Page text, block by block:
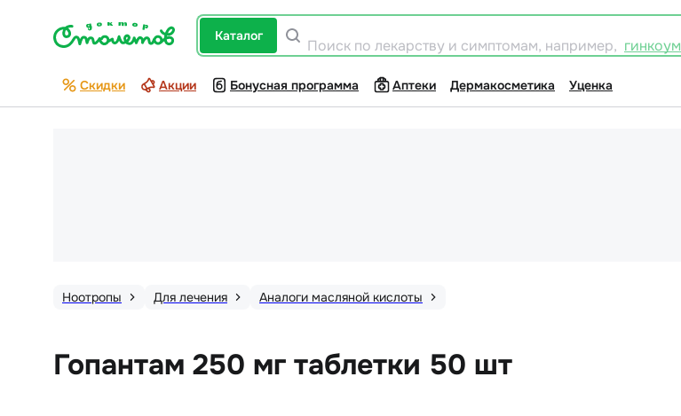
каталог
Поиск по лекарству и симптомам, например, гинкоум
Скидки Акции Бонусная программа Аптеки Дермакосметика Уценка
Ноотропы Для лечения Аналоги масляной кислоты
Гопантам 250 мг таблетки 50 шт